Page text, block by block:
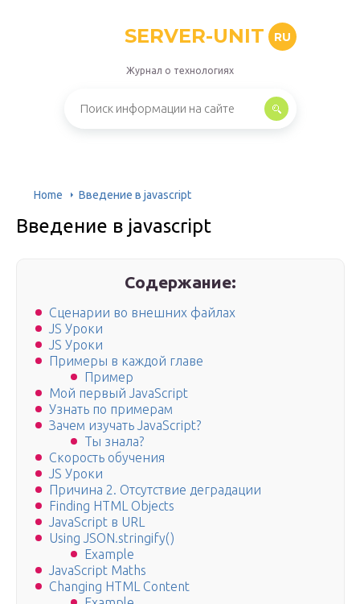
SERVER-UNIT RU
Журнал о технологиях
Home Введение в javascript
Введение в javascript
Содержание:
Сценарии во внешних файлах
JS Уроки
JS Уроки
Примеры в каждой главе
Пример
Мой первый JavaScript
Узнать по примерам
Зачем изучать JavaScript?
Ты знала?
Скорость обучения
JS Уроки
Причина 2. Отсутствие деградации
Finding HTML Objects
JavaScript в URL
Using JSON.stringify()
Example
JavaScript Maths
Changing HTML Content